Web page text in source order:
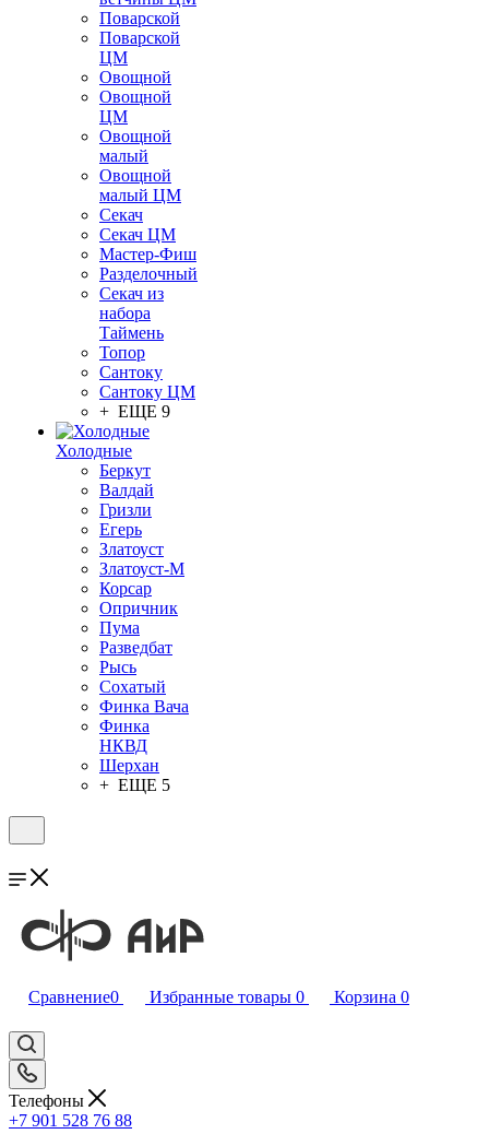
Поварской
Поварской
ЦМ
Овощной
Овощной
ЦМ
Овощной
малый
Овощной
малый ЦМ
Секач
Секач ЦМ
Мастер-Фиш
Разделочный
Секач из
набора
Таймень
Топор
Сантоку
Сантоку ЦМ
+ ЕЩЕ 9
Холодные
Беркут
Валдай
Гризли
Егерь
Златоуст
Златоуст-М
Корсар
Опричник
Пума
Разведбат
Рысь
Сохатый
Финка Вача
Финка
НКВД
Шерхан
+ ЕЩЕ 5
Сравнение0 Избранные товары 0 Корзина 0
Телефоны
+7 901 528 76 88